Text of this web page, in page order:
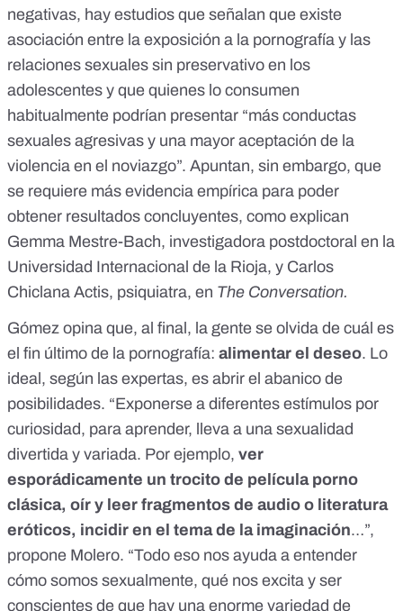
negativas, hay estudios que señalan que existe
asociación entre la exposición a la pornografía y las
relaciones sexuales sin preservativo en los
adolescentes y que quienes lo consumen
habitualmente podrían presentar “más conductas
sexuales agresivas y una mayor aceptación de la
violencia en el noviazgo”. Apuntan, sin embargo, que
se requiere más evidencia empírica para poder
obtener resultados concluyentes, como explican
Gemma Mestre-Bach, investigadora postdoctoral en la
Universidad Internacional de la Rioja, y Carlos
Chiclana Actis, psiquiatra, en The Conversation.
Gómez opina que, al final, la gente se olvida de cuál es
el fin último de la pornografía: alimentar el deseo. Lo
ideal, según las expertas, es abrir el abanico de
posibilidades. “Exponerse a diferentes estímulos por
curiosidad, para aprender, lleva a una sexualidad
divertida y variada. Por ejemplo, ver
esporádicamente un trocito de película porno
clásica, oír y leer fragmentos de audio o literatura
eróticos, incidir en el tema de la imaginación…”,
propone Molero. “Todo eso nos ayuda a entender
cómo somos sexualmente, qué nos excita y ser
conscientes de que hay una enorme variedad de